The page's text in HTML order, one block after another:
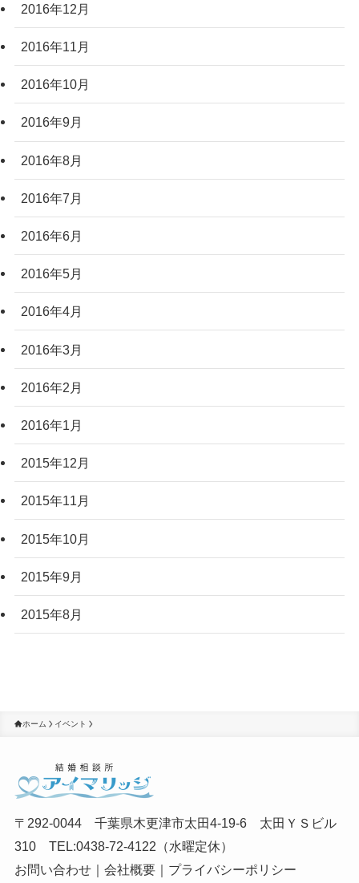
2016年12月
2016年11月
2016年10月
2016年9月
2016年8月
2016年7月
2016年6月
2016年5月
2016年4月
2016年3月
2016年2月
2016年1月
2015年12月
2015年11月
2015年10月
2015年9月
2015年8月
ホーム イベント
〒292-0044 千葉県木更津市太田4-19-6 太田ＹＳビル
310 TEL:0438-72-4122（水曜定休）
お問い合わせ｜ 会社概要｜ プライバシーポリシー